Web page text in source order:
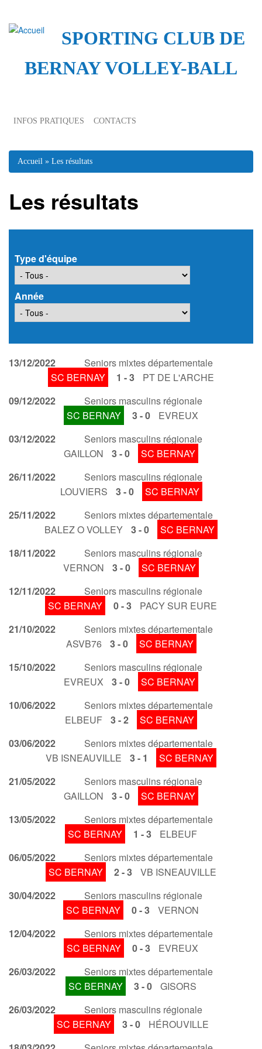
SPORTING CLUB DE
BERNAY VOLLEY-BALL
INFOS PRATIQUES CONTACTS
Vous êtes ici
Accueil » Les résultats
Les résultats
Type d'équipe
Année
13/12/2022
Seniors mixtes départementale
SC BERNAY
1 - 3
PT DE L'ARCHE
09/12/2022
Seniors masculins régionale
SC BERNAY
3 - 0
EVREUX
03/12/2022
Seniors masculins régionale
GAILLON
3 - 0
SC BERNAY
26/11/2022
Seniors masculins régionale
LOUVIERS
3 - 0
SC BERNAY
25/11/2022
Seniors mixtes départementale
BALEZ O VOLLEY
3 - 0
SC BERNAY
18/11/2022
Seniors masculins régionale
VERNON
3 - 0
SC BERNAY
12/11/2022
Seniors masculins régionale
SC BERNAY
0 - 3
PACY SUR EURE
21/10/2022
Seniors mixtes départementale
ASVB76
3 - 0
SC BERNAY
15/10/2022
Seniors masculins régionale
EVREUX
3 - 0
SC BERNAY
10/06/2022
Seniors mixtes départementale
ELBEUF
3 - 2
SC BERNAY
03/06/2022
Seniors mixtes départementale
VB ISNEAUVILLE
3 - 1
SC BERNAY
21/05/2022
Seniors masculins régionale
GAILLON
3 - 0
SC BERNAY
13/05/2022
Seniors mixtes départementale
SC BERNAY
1 - 3
ELBEUF
06/05/2022
Seniors mixtes départementale
SC BERNAY
2 - 3
VB ISNEAUVILLE
30/04/2022
Seniors masculins régionale
SC BERNAY
0 - 3
VERNON
12/04/2022
Seniors mixtes départementale
SC BERNAY
0 - 3
EVREUX
26/03/2022
Seniors mixtes départementale
SC BERNAY
3 - 0
GISORS
26/03/2022
Seniors masculins régionale
SC BERNAY
3 - 0
HÉROUVILLE